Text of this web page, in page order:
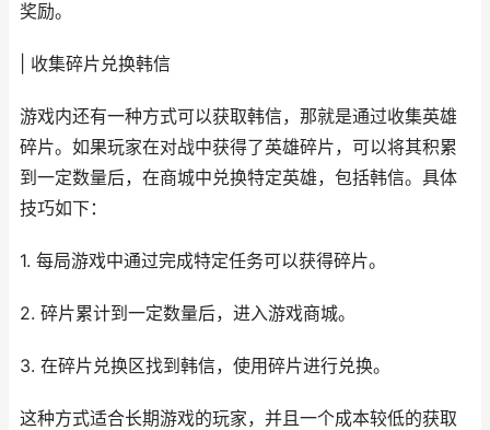
奖励。
| 收集碎片兑换韩信
游戏内还有一种方式可以获取韩信，那就是通过收集英雄
碎片。如果玩家在对战中获得了英雄碎片，可以将其积累
到一定数量后，在商城中兑换特定英雄，包括韩信。具体
技巧如下：
1. 每局游戏中通过完成特定任务可以获得碎片。
2. 碎片累计到一定数量后，进入游戏商城。
3. 在碎片兑换区找到韩信，使用碎片进行兑换。
这种方式适合长期游戏的玩家，并且一个成本较低的获取